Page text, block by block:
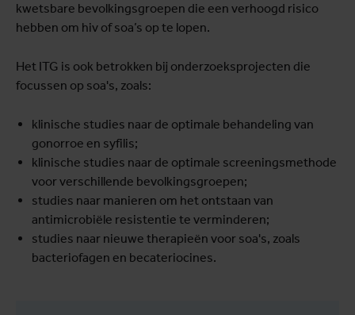
kwetsbare bevolkingsgroepen die een verhoogd risico
hebben om hiv of soa’s op te lopen.
Het ITG is ook betrokken bij onderzoeksprojecten die
focussen op soa's, zoals:
klinische studies naar de optimale behandeling van
gonorroe en syfilis;
klinische studies naar de optimale screeningsmethode
voor verschillende bevolkingsgroepen;
studies naar manieren om het ontstaan van
antimicrobiële resistentie te verminderen;
studies naar nieuwe therapieën voor soa's, zoals
bacteriofagen en becateriocines.